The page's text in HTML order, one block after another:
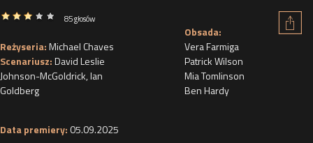
85 głosów
Reżyseria:Michael Chaves
Scenariusz:David Leslie
Johnson-McGoldrick,Ian
Goldberg
Data premiery: 05.09.2025
Obsada:
Vera Farmiga
Patrick Wilson
Mia Tomlinson
Ben Hardy